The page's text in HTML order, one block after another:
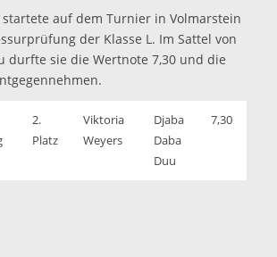
startete auf dem Turnier in Volmarstein
der Klasse L. Im Sattel von
durfte sie die Wertnote 7,30 und die
2.
Platz
Viktoria
Weyers
Djaba
Daba
Duu
7,30